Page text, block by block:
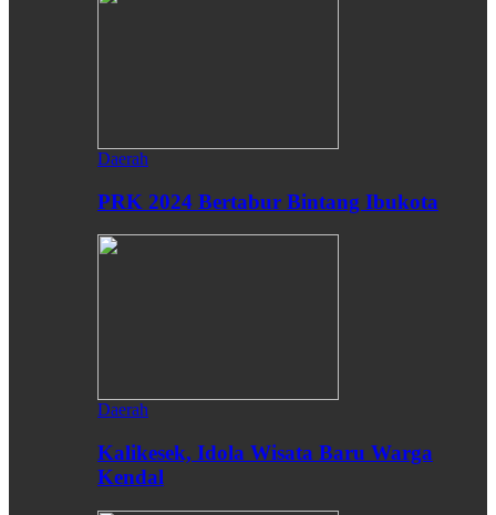
Daerah
PRK 2024 Bertabur Bintang Ibukota
Daerah
Kalikesek, Idola Wisata Baru Warga
Kendal